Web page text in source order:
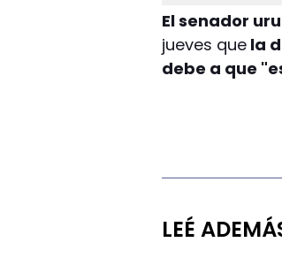
El senador
jueves que la
debe a que
LEÉ